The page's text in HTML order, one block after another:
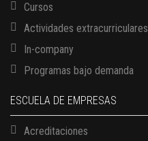
Cursos
Actividades extracurriculares
In-company
Programas bajo demanda
ESCUELA DE EMPRESAS
Acreditaciones